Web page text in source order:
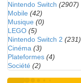
Nintendo Switch (2907)
Mobile (42)
Musique (0)
LEGO (5)
Nintendo Switch 2 (231)
Cinéma (3)
Plateformes (4)
Société (2)